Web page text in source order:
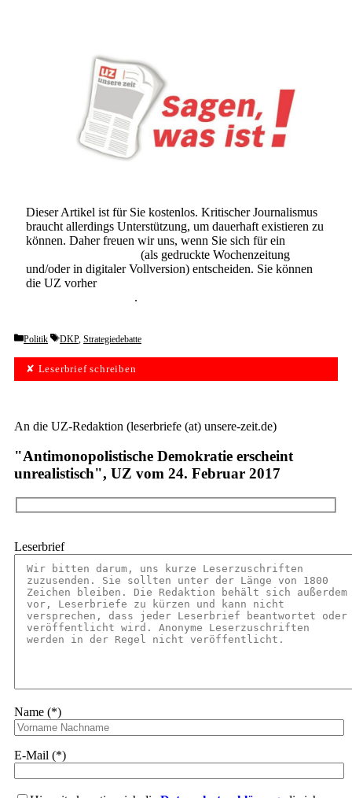
Dieser Artikel ist für Sie kostenlos. Kritischer Journalismus
braucht allerdings Unterstützung, um dauerhaft existieren zu
können. Daher freuen wir uns, wenn Sie sich für ein
(als gedruckte Wochenzeitung
und/oder in digitaler Vollversion) entscheiden. Sie können
die UZ vorher
.
Categories
Politik Tags
DKP, Strategiedebatte
✘ Leserbrief schreiben
An die UZ-Redaktion (leserbriefe (at) unsere-zeit.de)
"Antimonopolistische Demokratie erscheint
unrealistisch", UZ vom 24. Februar 2017
Leserbrief
Name (*)
E-Mail (*)